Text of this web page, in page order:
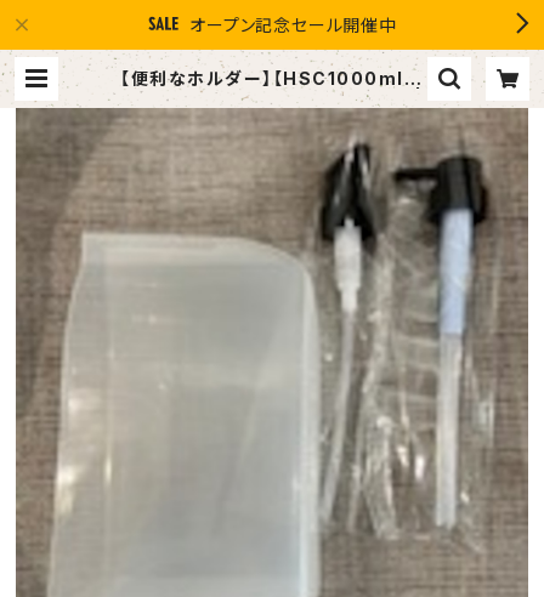
オープン記念セール開催中
【便利なホルダー】【HSC1000ml &
ハホニコレブリ1000ml対応可能】 |
１０％OFF スマイルグループ感謝
店 #イマヘア the U 強髪